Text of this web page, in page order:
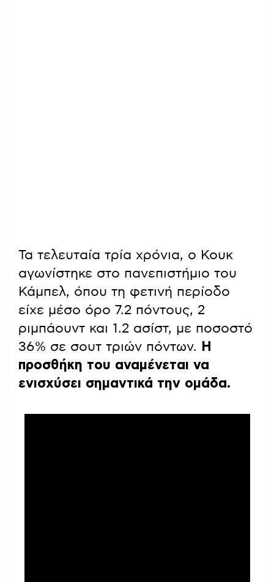
Τα τελευταία τρία χρόνια, ο Κουκ
αγωνίστηκε στο πανεπιστήμιο του
Κάμπελ, όπου τη φετινή περίοδο
είχε μέσο όρο 7.2 πόντους, 2
ριμπάουντ και 1.2 ασίστ, με ποσοστό
36% σε σουτ τριών πόντων.
Η
προσθήκη του αναμένεται να
ενισχύσει σημαντικά την ομάδα.